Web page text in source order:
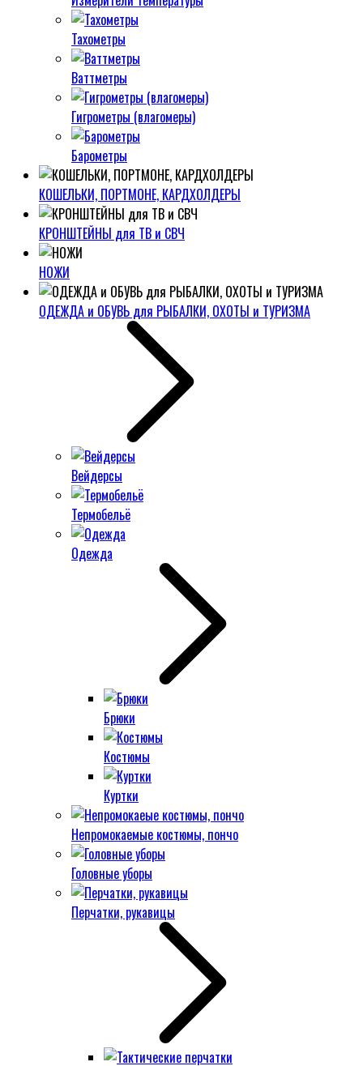
Тахометры
Ваттметры
Гигрометры (влагомеры)
Барометры
КОШЕЛЬКИ, ПОРТМОНЕ, КАРДХОЛДЕРЫ
КРОНШТЕЙНЫ для ТВ и СВЧ
НОЖИ
ОДЕЖДА и ОБУВЬ для РЫБАЛКИ, ОХОТЫ и ТУРИЗМА
Вейдерсы
Термобельё
Одежда
Брюки
Костюмы
Куртки
Непромокаемые костюмы, пончо
Головные уборы
Перчатки, рукавицы